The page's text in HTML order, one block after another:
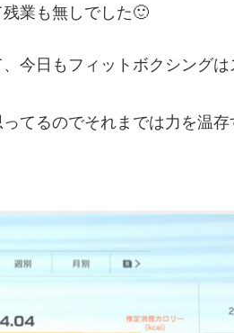
業も無しでした🙂
今日もフィットボクシング
てるのでそれまでは力を温